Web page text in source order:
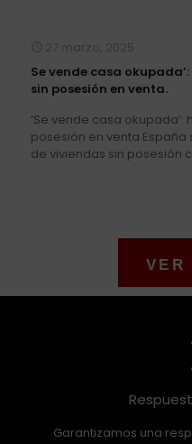
27 marzo, 2025
Se vende casa
sin posesión en venta.
‘Se vende casa
posesión en venta
de viviendas sin posesión
Garantizamos una